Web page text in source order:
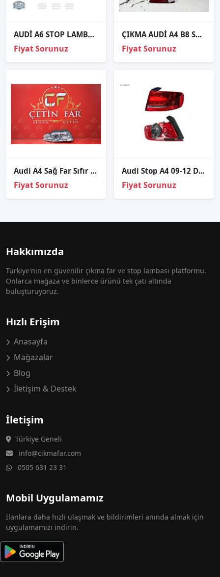
AUDİ A6 STOP LAMBASI SAĞ SOL TAKIM ORJİNAL 4B5945095 - 4B5945096
Fiyat Sorunuz
ÇIKMA AUDİ A4 B8 SAĞ BAGAJ İÇİ STOP
Fiyat Sorunuz
Audi A4 Sağ Far Sıfır Orj
Fiyat Sorunuz
Audi Stop A4 09-12 Dış Sağ (Ledli)
Fiyat Sorunuz
Hakkımızda
Türkiye'nin en güvenilir çıkma far ve stop lambası platformu.
Onlarca mağaza ve binlerce ürünü tek çatı altında
buluşturuyoruz.
Hızlı Erişim
Anasayfa
Mağazalar
Blog
İletişim & Destek
İletişim
Türkiye Geneli
info@cikmafar.com
0505 631 23 31
Mobil Uygulamamız
İlanlara daha hızlı ulaşmak ve bildirimleri anında almak için
uygulamamızı indirin.